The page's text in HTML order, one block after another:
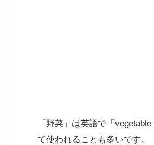
「野菜」は英語で「
て使われることも多いです。